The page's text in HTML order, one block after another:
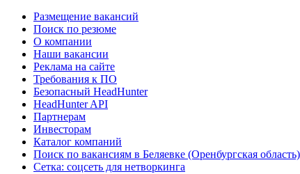
Размещение вакансий
Поиск по резюме
О компании
Наши вакансии
Реклама на сайте
Требования к ПО
Безопасный HeadHunter
HeadHunter API
Партнерам
Инвесторам
Каталог компаний
Поиск по вакансиям в Беляевке (Оренбургская область)
Сетка: соцсеть для нетворкинга